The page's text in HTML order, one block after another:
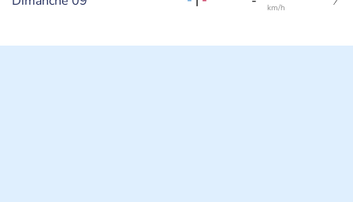
km/h